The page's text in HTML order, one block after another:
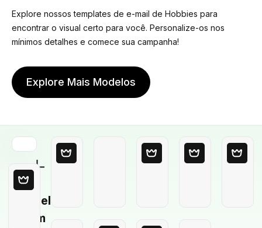
Explore nossos templates de e-mail de Hobbies para
encontrar o visual certo para você. Personalize-os nos
mínimos detalhes e comece sua campanha!
Explore Mais Modelos
Modelo
em